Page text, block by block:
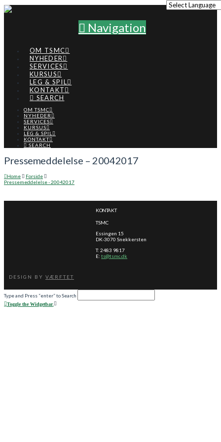
Navigation
OM TSMC
NYHEDER
SERVICES
KURSUS
LEG & SPIL
KONTAKT
SEARCH
OM TSMC
NYHEDER
SERVICES
KURSUS
LEG & SPIL
KONTAKT
SEARCH
Pressemeddelelse – 20042017
Home
Forside
Pressemeddelelse - 20042017
KONTAKT
TSMC
Essingen 15
DK-3070 Snekkersten
T: 2483 9817
E:ts@tsmc.dk
DESIGN BY VÆRFTET
Type and Press “enter” to Search
Toggle the Widgetbar